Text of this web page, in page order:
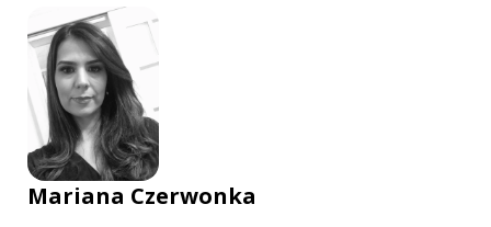
Mariana Czerwonka